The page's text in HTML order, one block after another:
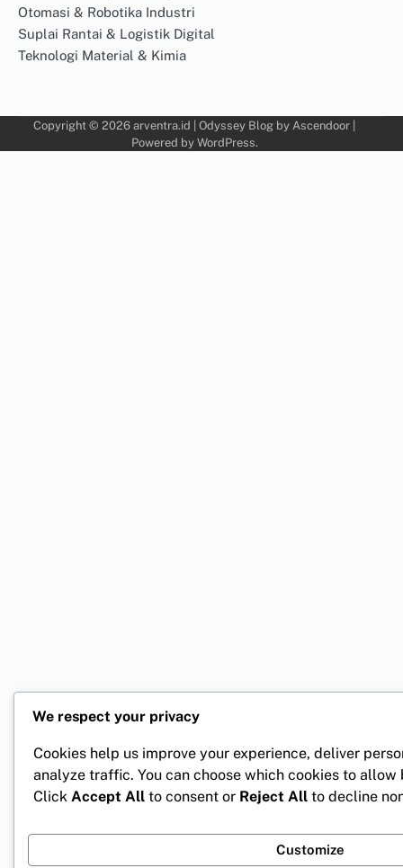
Otomasi & Robotika Industri
Suplai Rantai & Logistik Digital
Teknologi Material & Kimia
Copyright © 2026 arventra.id | Odyssey Blog by Ascendoor
Powered by WordPress.
We respect your privacy
Cookies help us improve your experience, deliver
analyze traffic. You can choose which cookies to
Click Accept All to consent or Reject All to decline
Customize